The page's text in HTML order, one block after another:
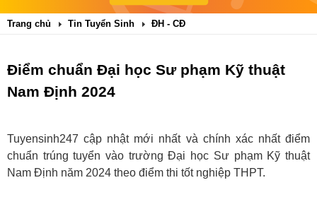
Trang chủ Tin Tuyển Sinh ĐH - CĐ
Điểm chuẩn Đại học Sư phạm Kỹ thuật
Nam Định 2024
Tuyensinh247 cập nhật mới nhất và chính xác nhất điểm
chuẩn trúng tuyển vào trường Đại học Sư phạm Kỹ thuật
Nam Định năm 2024 theo điểm thi tốt nghiệp THPT.